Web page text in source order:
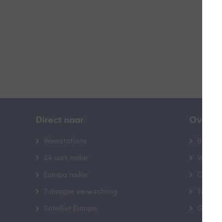
Direct naar
Weerstations
24 uurs radar
Europa radar
7-daagse verwachting
Satelliet Europa
Over
Contact